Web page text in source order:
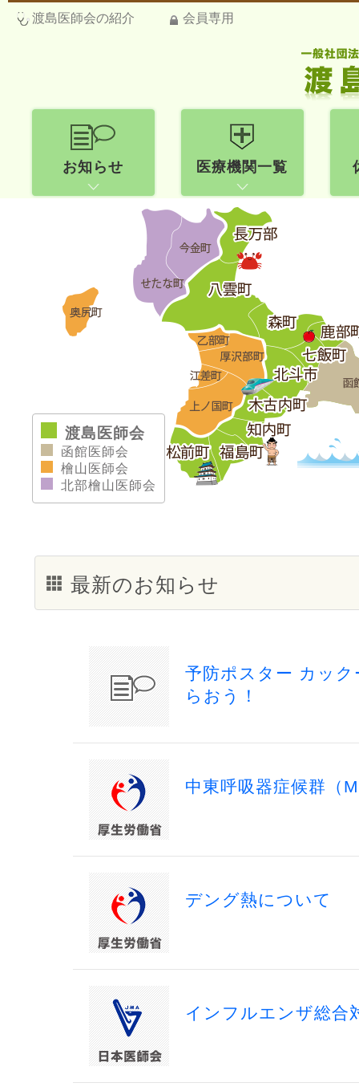
渡島医師会の紹介 会員専用
お知らせ 医療機関一覧
渡島医師会
函館医師会
檜山医師会
北部檜山医師会
最新のお知らせ
予防ポスター カッ
らおう！
中東呼吸器症候群（
デング熱について
インフルエンザ総合